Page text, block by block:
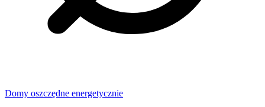
Domy oszczędne energetycznie